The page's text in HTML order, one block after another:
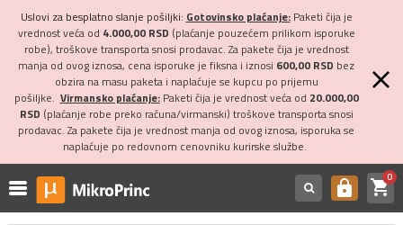
Uslovi za besplatno slanje pošiljki: Gotovinsko plaćanje:Paketi čija je
vrednost veća od 4.000,00 RSD (plaćanje pouzećem prilikom isporuke
robe), troškove transporta snosi prodavac. Za pakete čija je vrednost
manja od ovog iznosa, cena isporuke je fiksna i iznosi 600,00 RSD bez
obzira na masu paketa i naplaćuje se kupcu po prijemu
pošiljke. Virmansko plaćanje:Paketi čija je vrednost veća od 20.000,00
RSD (plaćanje robe preko računa/virmanski) troškove transporta snosi
prodavac. Za pakete čija je vrednost manja od ovog iznosa, isporuka se
naplaćuje po redovnom cenovniku kurirske službe.
https shopping_cart0